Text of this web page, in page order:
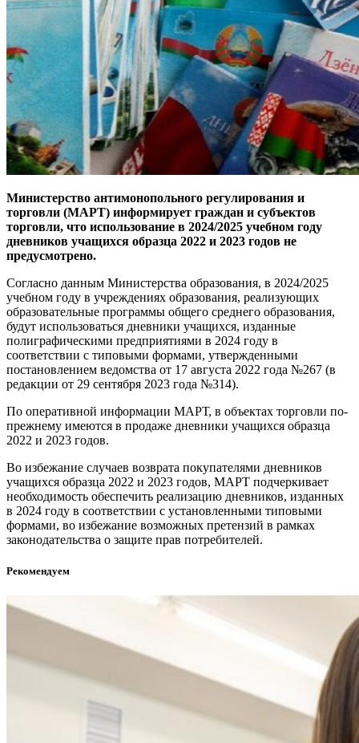
Министерство антимонопольного регулирования и
торговли (МАРТ) информирует граждан и субъектов
торговли, что использование в 2024/2025 учебном году
дневников учащихся образца 2022 и 2023 годов не
предусмотрено.
Согласно данным Министерства образования, в 2024/2025
учебном году в учреждениях образования, реализующих
образовательные программы общего среднего образования,
будут использоваться дневники учащихся, изданные
полиграфическими предприятиями в 2024 году в
соответствии с типовыми формами, утвержденными
постановлением ведомства от 17 августа 2022 года №267 (в
редакции от 29 сентября 2023 года №314).
По оперативной информации МАРТ, в объектах торговли по-
прежнему имеются в продаже дневники учащихся образца
2022 и 2023 годов.
Во избежание случаев возврата покупателями дневников
учащихся образца 2022 и 2023 годов, МАРТ подчеркивает
необходимость обеспечить реализацию дневников, изданных
в 2024 году в соответствии с установленными типовыми
формами, во избежание возможных претензий в рамках
законодательства о защите прав потребителей.
Рекомендуем